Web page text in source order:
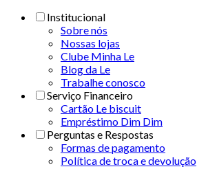
Institucional
Sobre nós
Nossas lojas
Clube Minha Le
Blog da Le
Trabalhe conosco
Serviço Financeiro
Cartão Le biscuit
Empréstimo Dim Dim
Perguntas e Respostas
Formas de pagamento
Política de troca e devolução